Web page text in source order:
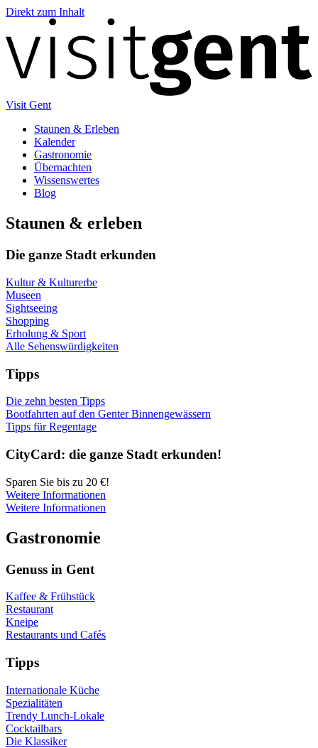
Direkt zum Inhalt
Visit Gent
Staunen & Erleben
Kalender
Gastronomie
Übernachten
Wissenswertes
Blog
Stau­nen & erle­ben
Die ganze Stadt erkunden
Kultur & Kulturerbe
Museen
Sightseeing
Shopping
Erholung & Sport
Alle Sehenswürdigkeiten
Tipps
Die zehn besten Tipps
Bootfahrten auf den Genter Binnengewässern
Tipps für Regentage
City­Card: die gan­ze Stadt erkun­den!
Sparen Sie bis zu 20 €!
Weitere Informationen
Weitere Informationen
Gas­tro­no­mie
Genuss in Gent
Kaffee & Frühstück
Restaurant
Kneipe
Restaurants und Cafés
Tipps
Internationale Küche
Spezialitäten
Trendy Lunch-Lokale
Cocktailbars
Die Klassiker